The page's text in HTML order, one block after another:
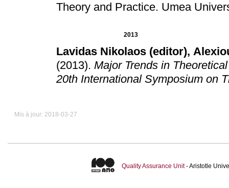
Theory and Practice. Umea
2013
Lavidas Nikolaos (editor),
(2013). Major Trends in
20th International Symposium on
Mis à jour: 2018-03-27
Quality Assurance Unit- Aristotle